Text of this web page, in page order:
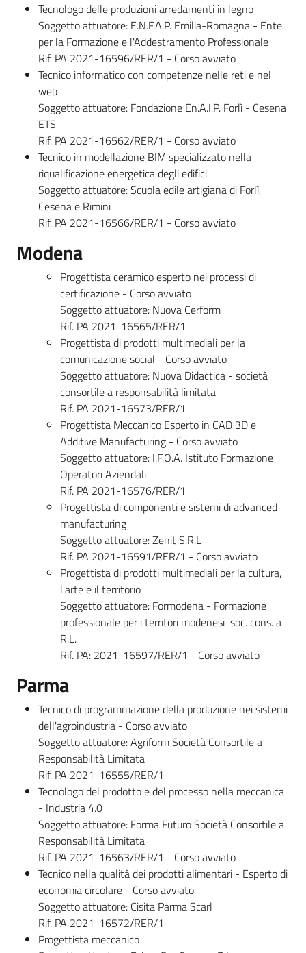
Tecnologo delle produzioni arredamenti in legno
Soggetto attuatore: E.N.F.A.P. Emilia-Romagna - Ente
per la Formazione e l'Addestramento Professionale
Rif. PA 2021-16596/RER/1 - Corso avviato
Tecnico informatico con competenze nelle reti e nel
web
Soggetto attuatore: Fondazione En.A.I.P. Forlì - Cesena
ETS
Rif. PA 2021-16562/RER/1 - Corso avviato
Tecnico in modellazione BIM specializzato nella
riqualificazione energetica degli edifici
Soggetto attuatore: Scuola edile artigiana di Forlì,
Cesena e Rimini
Rif. PA 2021-16566/RER/1 - Corso avviato
Modena
Progettista ceramico esperto nei processi di
certificazione - Corso avviato
Soggetto attuatore: Nuova Cerform
Rif. PA 2021-16565/RER/1
Progettista di prodotti multimediali per la
comunicazione social - Corso avviato
Soggetto attuatore: Nuova Didactica - società
consortile a responsabilità limitata
Rif. PA 2021-16573/RER/1
Progettista Meccanico Esperto in CAD 3D e
Additive Manufacturing - Corso avviato
Soggetto attuatore: I.F.O.A. Istituto Formazione
Operatori Aziendali
Rif. PA 2021-16576/RER/1
Progettista di componenti e sistemi di advanced
manufacturing
Soggetto attuatore: Zenit S.R.L
Rif. PA 2021-16591/RER/1 - Corso avviato
Progettista di prodotti multimediali per la cultura,
l'arte e il territorio
Soggetto attuatore: Formodena - Formazione
professionale per i territori modenesi soc. cons. a
R.L.
Rif. PA: 2021-16597/RER/1 - Corso avviato
Parma
Tecnico di programmazione della produzione nei sistemi
dell'agroindustria - Corso avviato
Soggetto attuatore: Agriform Società Consortile a
Responsabilità Limitata
Rif. PA 2021-16555/RER/1
Tecnologo del prodotto e del processo nella meccanica
- Industria 4.0
Soggetto attuatore: Forma Futuro Società Consortile a
Responsabilità Limitata
Rif. PA 2021-16563/RER/1 - Corso avviato
Tecnico nella qualità dei prodotti alimentari - Esperto di
economia circolare - Corso avviato
Soggetto attuatore: Cisita Parma Scarl
Rif. PA 2021-16572/RER/1
Progettista meccanico